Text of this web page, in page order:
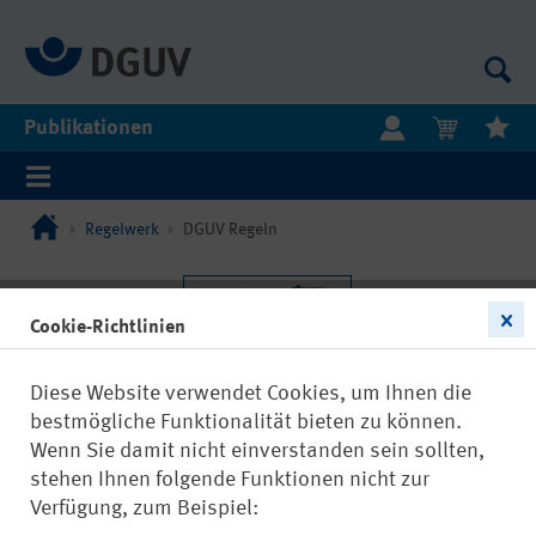
Publikationen
Regelwerk DGUV Regeln
Cookie-Richtlinien
Diese Website verwendet Cookies, um Ihnen die
bestmögliche Funktionalität bieten zu können.
Wenn Sie damit nicht einverstanden sein sollten,
stehen Ihnen folgende Funktionen nicht zur
Verfügung, zum Beispiel: